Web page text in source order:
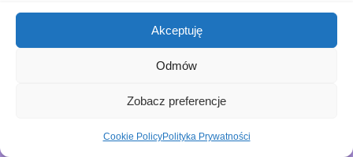
Akceptuję
Odmów
Zobacz preferencje
Cookie PolicyPolityka Prywatności